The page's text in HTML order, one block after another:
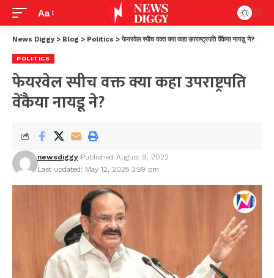
Aa
News Diggy > Blog > Politics > फेयरवेल स्पीच वक्त क्या कहा उपराष्ट्रपति वेंकैया नायडू ने?
POLITICS
फेयरवेल स्पीच वक्त क्या कहा उपराष्ट्रपति
वेंकैया नायडू ने?
Last updated: May 12, 2025 3:59 pm
newsdiggy Published August 9, 2022